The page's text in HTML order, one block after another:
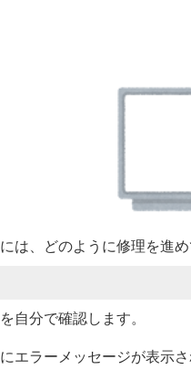
は、どのように修理を進
自分で確認します。
エラーメッセージが表示